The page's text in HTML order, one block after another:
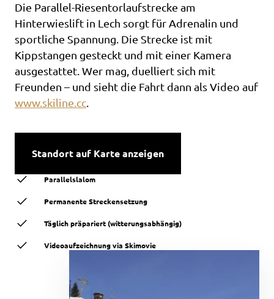
Die Parallel-Riesentorlaufstrecke am
Hinterwieslift in Lech sorgt für Adrenalin und
sportliche Spannung. Die Strecke ist mit
Kippstangen gesteckt und mit einer Kamera
ausgestattet. Wer mag, duelliert sich mit
Freunden – und sieht die Fahrt dann als Video auf
www.skiline.cc
Standort auf Karte anzeigen
Parallelslalom
Permanente Streckensetzung
Täglich präpariert (witterungsabhängig)
Videoaufzeichnung via Skimovie